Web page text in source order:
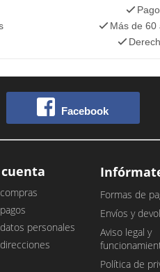
Más de 60
Facebook
personales
Formas de
Envíos y
Aviso legal y
Política de